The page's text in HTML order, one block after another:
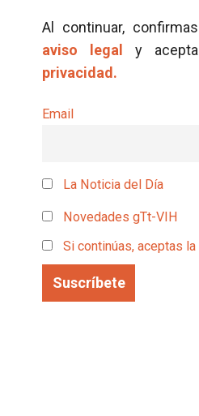
Al continuar,
aviso legal
y
privacidad.
Email
La Noticia del Día
Novedades gTt-VIH
Si continúas, aceptas